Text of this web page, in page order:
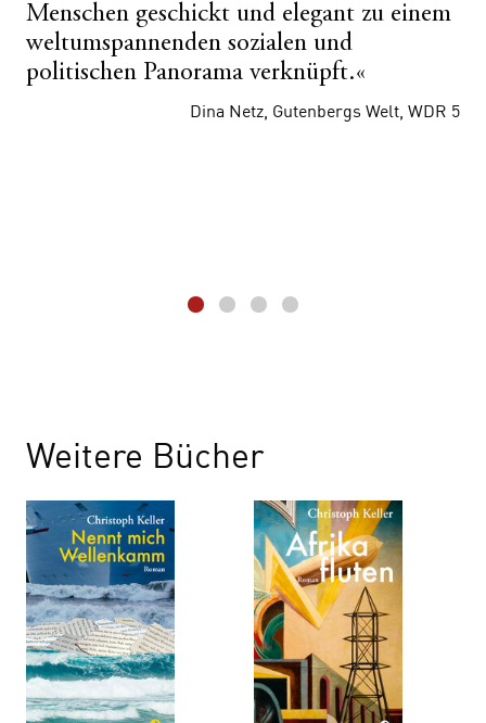
Menschen geschickt und elegant zu einem
weltumspannenden sozialen und
politischen Panorama verknüpft.«
Dina Netz, Gutenbergs Welt, WDR 5
Weitere Bücher